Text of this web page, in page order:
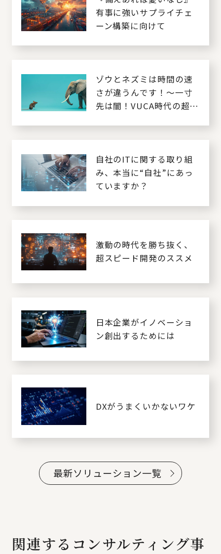
有事に強いサプライチェ
ーン構築に向けて
ゾウとネズミは時間の速
さが違うんです！～一寸
先は闇！VUCA時代の超速
自社のITに関する取り組
み、本当に“自社”にあっ
ていますか？
激動の時代を勝ち抜く、
超スピード開発のススメ
日本企業がイノベーショ
ン創出するためには
DXがうまくいかないワケ
最新ソリューション一覧
関連するコンサルティング事